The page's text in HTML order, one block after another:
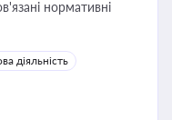
нормативні
діяльність